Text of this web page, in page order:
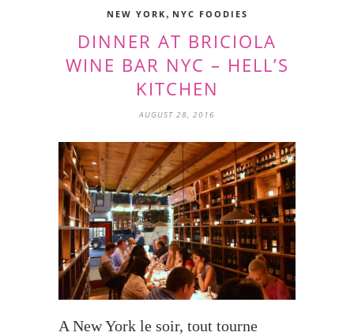
NEW YORK , NYC FOODIES
DINNER AT BRICIOLA
WINE BAR NYC – HELL’S
KITCHEN
AUGUST 28, 2016
A New York le soir, tout tourne